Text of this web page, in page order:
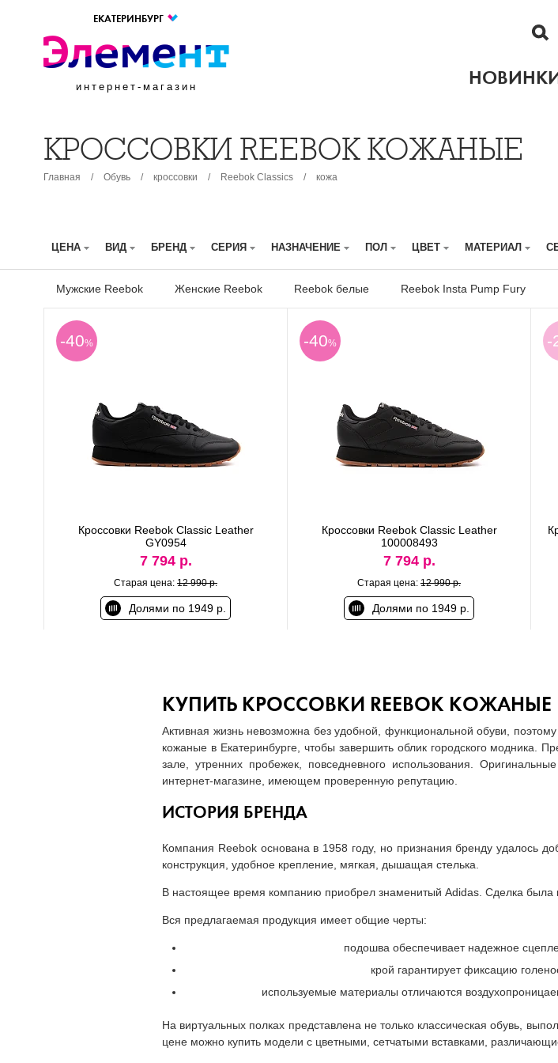
ЕКАТЕРИНБУРГ
интернет-магазин
КРОССОВКИ REEBOK КОЖАНЫЕ
Главная / Обувь / кроссовки / Reebok Classics / кожа
ЦЕНА ВИД БРЕНД СЕРИЯ НАЗНАЧЕНИЕ ПОЛ ЦВЕТ МАТЕРИАЛ
Мужские Reebok Женские Reebok Reebok белые Reebok Insta Pump Fury
-40%
Кроссовки Reebok Classic Leather
GY0954
7 794 р.
Старая цена: 12 990 р.
Долями по 1949 р.
-40%
Кроссовки Reebok Classic Leather
100008493
7 794 р.
Старая цена: 12 990 р.
Долями по 1949 р.
-
КУПИТЬ КРОССОВКИ REEBOK КОЖАНЫЕ
Активная жизнь невозможна без удобной, функциональной обуви,
кожаные в Екатеринбурге, чтобы завершить облик городского модника.
зале, утренних пробежек, повседневного использования.
интернет-магазине, имеющем проверенную репутацию.
ИСТОРИЯ БРЕНДА
Компания Reebok основана в 1958 году, но признания бренду удалось
конструкция, удобное крепление, мягкая, дышащая стелька.
В настоящее время компанию приобрел знаменитый Adidas. Сделка
Вся предлагаемая продукция имеет общие черты:
подошва обеспечивает надежное
крой гарантирует фиксацию
используемые материалы отличаются
На виртуальных полках представлена не только классическая обувь,
цене можно купить модели с цветными, сетчатыми вставками,